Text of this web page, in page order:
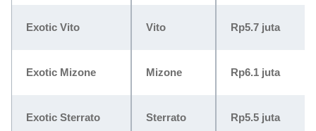
Exotic Vito Vito Rp5.7 juta
Exotic Mizone Mizone Rp6.1 juta
Exotic Sterrato Sterrato Rp5.5 juta